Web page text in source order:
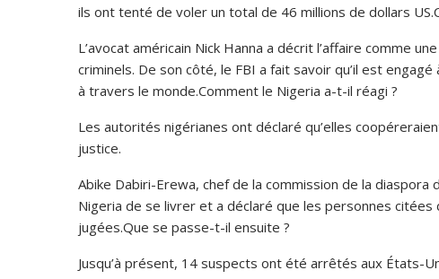
ils ont tenté de voler un total de 46 millions de dollars
L’avocat américain Nick Hanna a décrit l’affaire comme
criminels. De son côté, le FBI a fait savoir qu’il est
à travers le monde.Comment le Nigeria a-t-il réagi ?
Les autorités nigérianes ont déclaré qu’elles
justice.
Abike Dabiri-Erewa, chef de la commission de la
Nigeria de se livrer et a déclaré que les personnes
jugées.Que se passe-t-il ensuite ?
Jusqu’à présent, 14 suspects ont été arrêtés aux États-